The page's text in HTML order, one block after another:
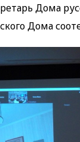
Дома
Дома